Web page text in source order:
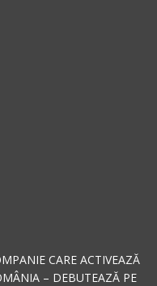
CARE ACTIVEAZĂ
– DEBUTEAZĂ PE